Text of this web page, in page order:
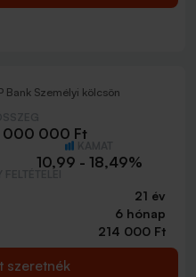
Bank Személyi kölcsön
000 000 Ft
10,99 - 18,49%
21 év
6 hónap
214 000 Ft
szeretnék